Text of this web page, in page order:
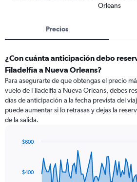
Orleans
Precios
¿Con cuánta anticipación debo
Filadelfia a Nueva Orleans?
Para asegurarte de que obtengas el precio
vuelo de Filadelfia a Nueva Orleans, debes
días de anticipación a la fecha prevista del
puede aumentar si lo retrasas y dejas la
de la salida.
data
$400
$600